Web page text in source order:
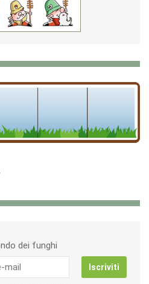
dei funghi
Iscriviti